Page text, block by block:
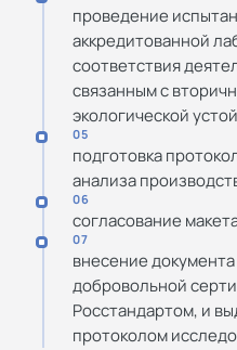
проведение
аккредитованной
соответствия
связанным с
экологической
05
подготовка
анализа
06
согласование
07
внесение
добровольной
Росстандартом, и
протоколом